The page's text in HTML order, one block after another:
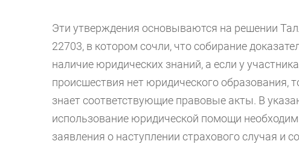
Эти утверждения основываются на решении
22703, в котором сочли, что собирание
наличие юридических знаний, а если у
происшествия нет юридического образования,
знает соответствующие правовые акты. В
использование юридической помощи
заявления о наступлении страхового случая и